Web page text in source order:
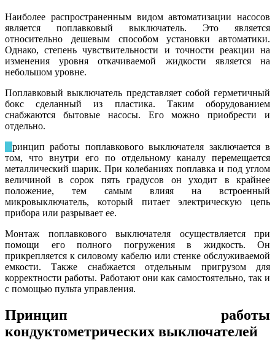
Наиболее распространенным видом автоматизации насосов
является поплавковый выключатель. Это является
относительно дешевым способом установки автоматики.
Однако, степень чувствительности и точности реакции на
изменения уровня откачиваемой жидкости является на
небольшом уровне.
Поплавковый выключатель представляет собой герметичный
бокс сделанный из пластика. Таким оборудованием
снабжаются бытовые насосы. Его можно приобрести и
отдельно.
ринцип работы поплавкового выключателя заключается в
том, что внутри его по отдельному каналу перемещается
металлический шарик. При колебаниях поплавка и под углом
величиной в сорок пять градусов он уходит в крайнее
положение, тем самым влияя на встроенный
микровыключатель, который питает электрическую цепь
прибора или разрывает ее.
Монтаж поплавкового выключателя осуществляется при
помощи его полного погружения в жидкость. Он
прикрепляется к силовому кабелю или стенке обслуживаемой
емкости. Также снабжается отдельным пригрузом для
корректности работы. Работают они как самостоятельно, так и
с помощью пульта управления.
Принцип работы
кондуктометрических выключателей